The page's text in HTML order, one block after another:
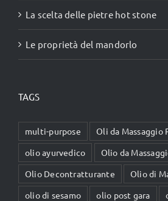
La scelta delle pietre hot stone
Le proprietà del mandorlo
TAGS
multi-purpose
Oli da Massaggio
olio ayurvedico
Olio da
Olio Decontratturante
Olio di
olio di sesamo
olio post gara